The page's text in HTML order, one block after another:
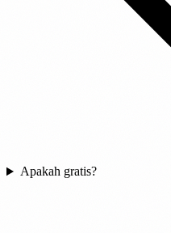
Apakah gratis?